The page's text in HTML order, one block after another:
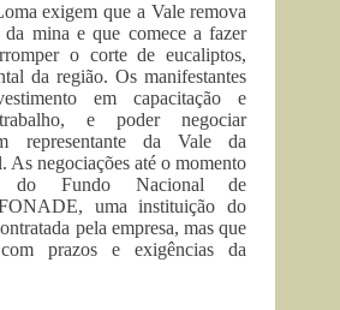
exigem que a Vale remova
mina e que comece a fazer
o corte de eucaliptos,
da região. Os manifestantes
em capacitação e
e poder negociar
representante da Vale da
negociações até o momento
do Fundo Nacional de
uma instituição do
pela empresa, mas que
prazos e exigências da